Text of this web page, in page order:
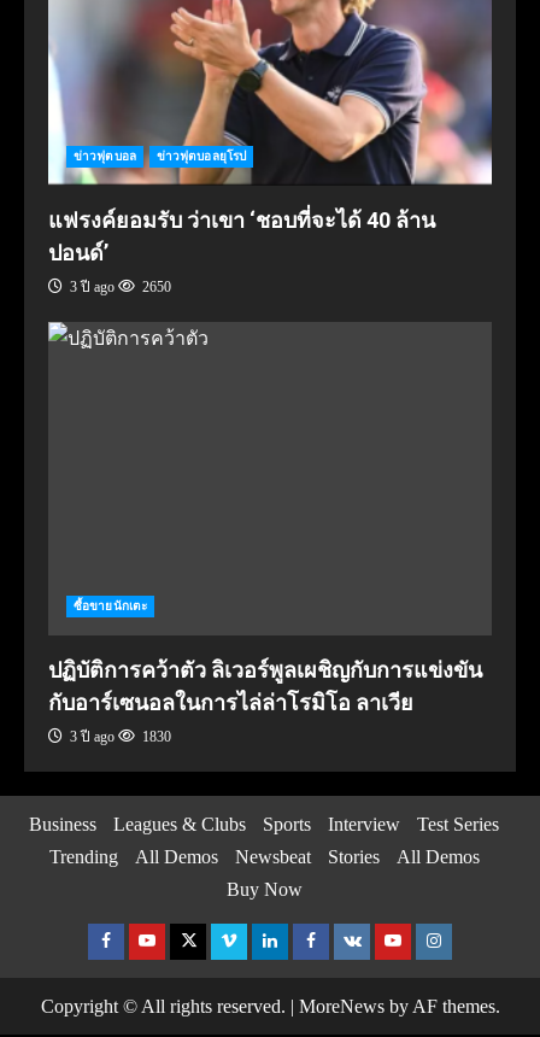
ข่าวฟุตบอล ข่าวฟุตบอลยุโรป
แฟรงค์ยอมรับ ว่าเขา ‘ชอบที่จะได้ 40 ล้าน
ปอนด์’
3 ปี ago 2650
ซื้อขายนักเตะ
ปฏิบัติการคว้าตัว ลิเวอร์พูลเผชิญกับการแข่งขัน
กับอาร์เซนอลในการไล่ล่าโรมิโอ ลาเวีย
3 ปี ago 1830
Business Leagues & Clubs Sports Interview
Test Series
Trending
All Demos Newsbeat Stories
All Demos
Buy Now
Facebook
YoutubeTwitterVimeoLinkedinFacebook
VK YoutubeInstagram
Copyright © All rights reserved. MoreNewsby AF themes.